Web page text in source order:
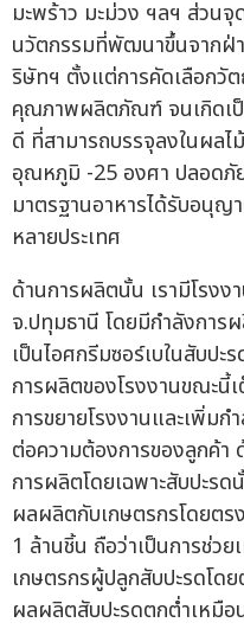
มะพร้าว มะม่วง ฯลฯ ส่วน
นวัตกรรมที่พัฒนาขึ้นจาก
ริษัทฯ ตั้งแต่การคัดเลือกวั
คุณภาพผลิตภัณฑ์ จนเกิดเป็
ดี ที่สามารถบรรจุลงในผลไ
อุณหภูมิ -25 องศา ปลอดภั
มาตรฐานอาหารได้รับอนุญ
หลายประเทศ
ด้านการผลิตนั้น เรามีโรง
จ.ปทุมธานี โดยมีกำลังการ
เป็นไอศกรีมซอร์เบในสับป
การผลิตของโรงงานขณะนี้
การขยายโรงงานและเพิ่ม
ต่อความต้องการของลูกค้า
การผลิตโดยเฉพาะสับปะร
ผลผลิตกับเกษตรกรโดยต
1 ล้านชิ้น ถือว่าเป็นการช่ว
เกษตรกรผู้ปลูกสับปะรดโด
ผลผลิตสับปะรดตกต่ำเหมื